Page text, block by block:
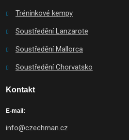
Tréninkové kempy
Soustředění Lanzarote
Soustředění Mallorca
Soustředění Chorvatsko
Kontakt
E-mail:
info@czechman.cz